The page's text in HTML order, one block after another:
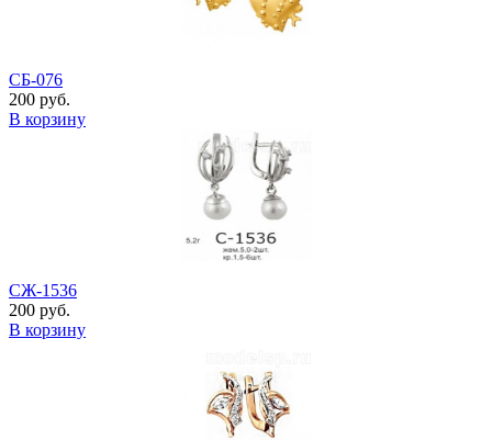
СБ-076
200 руб.
В корзину
СЖ-1536
200 руб.
В корзину